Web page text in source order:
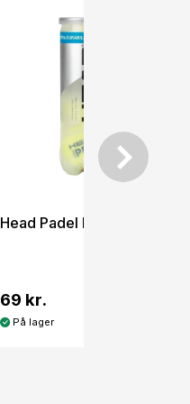
Head Padel Pro+
69 kr.
På lager